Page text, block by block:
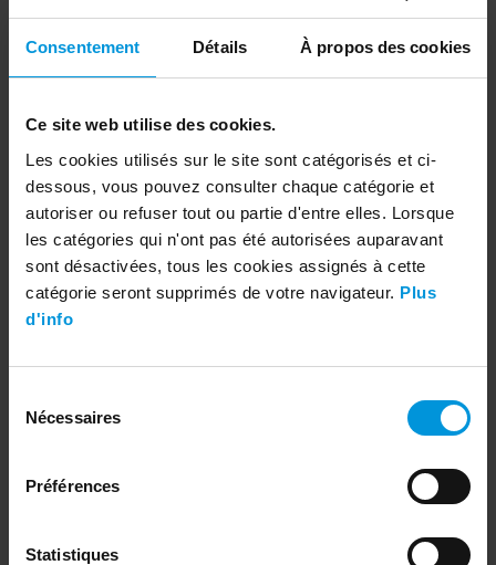
Consentement Détails À propos des cookies
Ce site web utilise des cookies.
Les cookies utilisés sur le site sont catégorisés et ci-
dessous, vous pouvez consulter chaque catégorie et
autoriser ou refuser tout ou partie d'entre elles. Lorsque
les catégories qui n'ont pas été autorisées auparavant
sont désactivées, tous les cookies assignés à cette
catégorie seront supprimés de votre navigateur. Plus
d'info
Nécessaires
Préférences
Statistiques
Table d'appoint Kumi Ø39,5cm - métal - blanc
16,30 € 400074.094